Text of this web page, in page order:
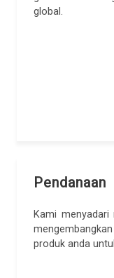
global.
Pendanaan
Kami
produk anda